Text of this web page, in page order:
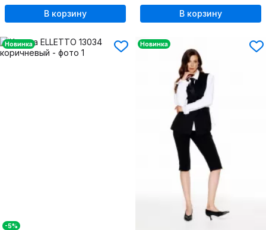
В корзину В корзину
Новинка
-5%
Новинка